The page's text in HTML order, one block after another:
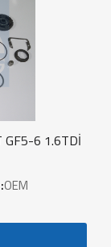
GF5-6 1.6TDİ
OEM